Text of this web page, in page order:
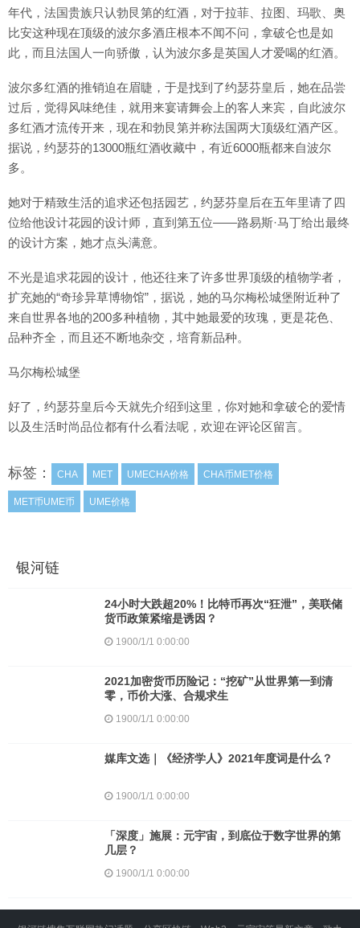
年代，法国贵族只认勃艮第的红酒，对于拉菲、拉图、玛歌、奥
比安这种现在顶级的波尔多酒庄根本不闻不问，拿破仑也是如
此，而且法国人一向骄傲，认为波尔多是英国人才爱喝的红酒。
波尔多红酒的推销迫在眉睫，于是找到了约瑟芬皇后，她在品尝
过后，觉得风味绝佳，就用来宴请舞会上的客人来宾，自此波尔
多红酒才流传开来，现在和勃艮第并称法国两大顶级红酒产区。
据说，约瑟芬的13000瓶红酒收藏中，有近6000瓶都来自波尔
多。
她对于精致生活的追求还包括园艺，约瑟芬皇后在五年里请了四
位给他设计花园的设计师，直到第五位——路易斯·马丁给出最终
的设计方案，她才点头满意。
不光是追求花园的设计，他还往来了许多世界顶级的植物学者，
扩充她的“奇珍异草博物馆”，据说，她的马尔梅松城堡附近种了
来自世界各地的200多种植物，其中她最爱的玫瑰，更是花色、
品种齐全，而且还不断地杂交，培育新品种。
马尔梅松城堡
好了，约瑟芬皇后今天就先介绍到这里，你对她和拿破仑的爱情
以及生活时尚品位都有什么看法呢，欢迎在评论区留言。
标签： CHA MET UMECHA价格 CHA币MET价格
MET币UME币 UME价格
银河链
24小时大跌超20%！比特币再次“狂泄”，美联储
货币政策紧缩是诱因？
1900/1/1 0:00:00
2021加密货币历险记：“挖矿”从世界第一到清
零，币价大涨、合规求生
1900/1/1 0:00:00
媒库文选｜《经济学人》2021年度词是什么？
1900/1/1 0:00:00
「深度」施展：元宇宙，到底位于数字世界的第
几层？
1900/1/1 0:00:00